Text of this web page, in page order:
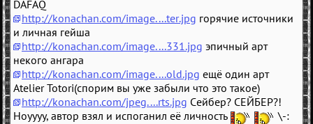
DAFAQ
http://konachan.com/image....ter.jpg горячие источники
и личная гейша
http://konachan.com/image....331.jpg эпичный арт
некого ангара
http://konachan.com/image....old.jpg ещё один арт
Atelier Totori(спорим вы уже забыли что это такое)
http://konachan.com/jpeg....rts.jpg Сейбер? СЕЙБЕР?!
Ноуууу, автор взял и испоганил её личность
\-: